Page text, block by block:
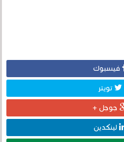
فيسبوك
تويتر
جوجل +
لينكدين